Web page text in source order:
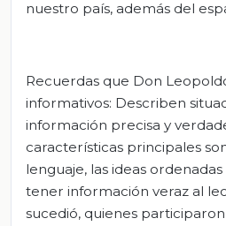
nuestro país, además del
Recuerdas que Don
informativos: Describen
información precisa y
características principales
lenguaje, las ideas
tener información veraz al
sucedió, quienes